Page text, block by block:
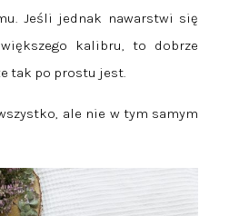
Jeśli jednak nawarstwi się
kalibru, to dobrze
tak po prostu jest.
ale nie w tym samym